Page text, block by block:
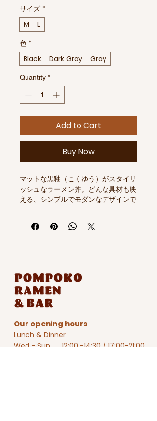
サイズ *
M
L
色 *
Black
Dark Gray Gray
Quantity *
Add to Cart
Buy Now
マットな黒釉（こくゆう）がスタイリ
ッシュなラーメン丼。どんな具材も映
える、シンプルでモダンなデザインで
Our opening hours
Lunch & Dinner
Wed - Sun 12:00 -14:30 / 17:00-21:00